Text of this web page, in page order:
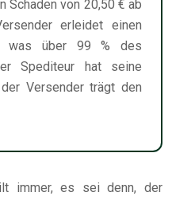
Schaden von 20,50 € ab
erleidet einen
was über 99 % des
Spediteur hat seine
Versender trägt den
immer, es sei denn, der